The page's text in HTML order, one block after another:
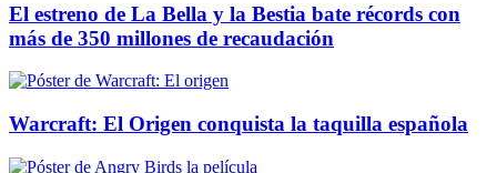
El estreno de La Bella y la Bestia bate récords con
más de 350 millones de recaudación
Warcraft: El Origen conquista la taquilla española